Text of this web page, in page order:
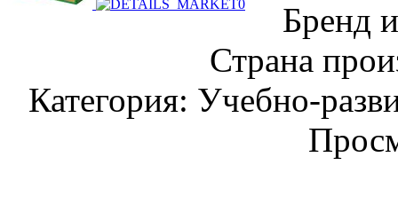
Бренд
Страна
Категория: Учебно-